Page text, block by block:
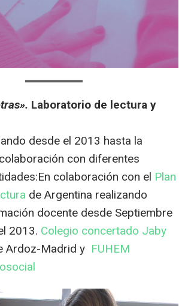
Laboratorio de lectura y
desde el 2013 hasta la
con diferentes
colaboración con el Plan
de Argentina realizando
docente desde Septiembre
2013. Colegio concertado Jaby
Ardoz-Madrid y FUHEM